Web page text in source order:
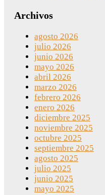
Archivos
agosto 2026
julio 2026
junio 2026
mayo 2026
abril 2026
marzo 2026
febrero 2026
enero 2026
diciembre 2025
noviembre 2025
octubre 2025
septiembre 2025
agosto 2025
julio 2025
junio 2025
mayo 2025